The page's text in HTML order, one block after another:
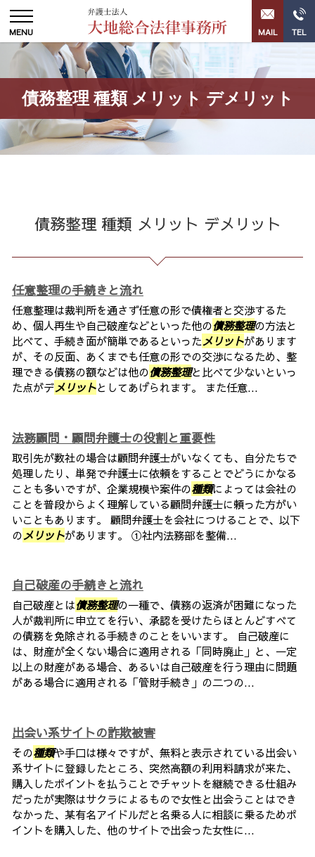
債務整理 種類 メリット デメリット
債務整理 種類 メリット デメリット
任意整理の手続きと流れ
任意整理は裁判所を通さず任意の形で債権者と交渉するた
め、個人再生や自己破産などといった他の債務整理の方法と
比べて、手続き面が簡単であるといったメリットがあります
が、その反面、あくまでも任意の形での交渉になるため、整
理できる債務の額などは他の債務整理と比べて少ないといっ
た点がデメリットとしてあげられます。 また任意...
法務顧問・顧問弁護士の役割と重要性
取引先が数社の場合は顧問弁護士がいなくても、自分たちで
処理したり、単発で弁護士に依頼をすることでどうにかなる
ことも多いですが、企業規模や案件の種類によっては会社の
ことを普段からよく理解している顧問弁護士に頼った方がい
いこともあります。 顧問弁護士を会社につけることで、以下
のメリットがあります。 ①社内法務部を整備...
自己破産の手続きと流れ
自己破産とは債務整理の一種で、債務の返済が困難になった
人が裁判所に申立てを行い、承認を受けたらほとんどすべて
の債務を免除される手続きのことをいいます。 自己破産に
は、財産が全くない場合に適用される「同時廃止」と、一定
以上の財産がある場合、あるいは自己破産を行う理由に問題
がある場合に適用される「管財手続き」の二つの...
出会い系サイトの詐欺被害
その種類や手口は様々ですが、無料と表示されている出会い
系サイトに登録したところ、突然高額の利用料請求が来た、
購入したポイントを払うことでチャットを継続できる仕組み
だったが実際はサクラによるもので女性と出会うことはでき
なかった、某有名アイドルだと名乗る人に相談に乗るためポ
イントを購入した、他のサイトで出会った女性に...